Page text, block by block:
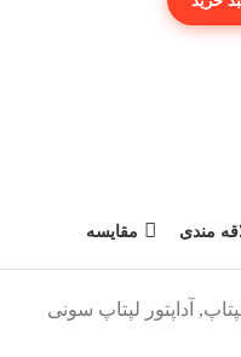
مندی مقایسه
, آداپتور لپتاپ سونی